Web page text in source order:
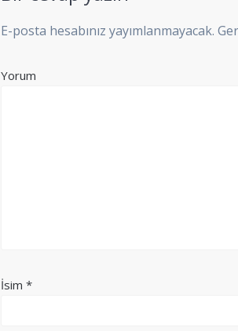
E-posta hesabınız yayımlanmayacak.
Yorum
İsim*